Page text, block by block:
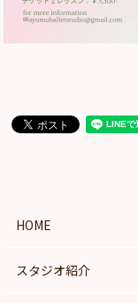
HOME
スタジオ紹介